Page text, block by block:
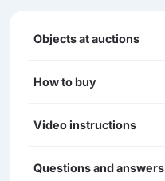
Objects at auctions
How to buy
Video instructions
Questions and answers